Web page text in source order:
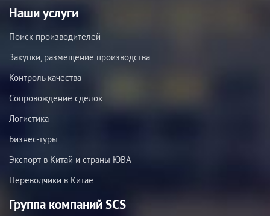
Наши услуги
Поиск производителей
Закупки, размещение производства
Контроль качества
Сопровождение сделок
Логистика
Бизнес-туры
Экспорт в Китай и страны ЮВА
Переводчики в Китае
Группа компаний SCS